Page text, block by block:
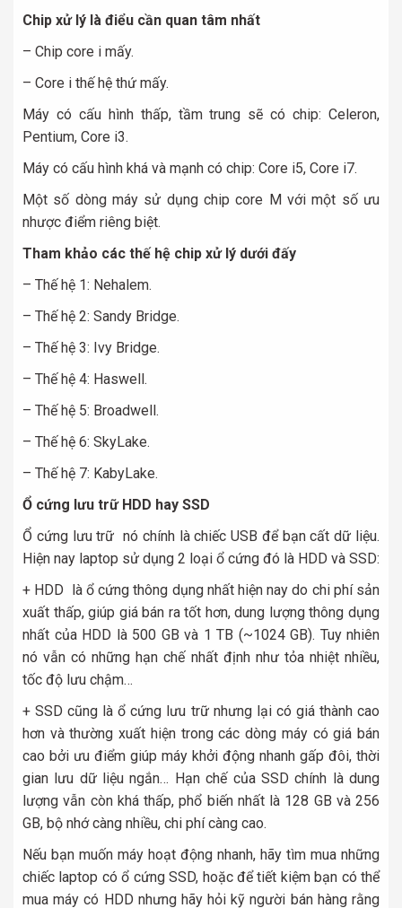
Chip xử lý là điểu cần quan tâm nhất
– Chip core i mấy.
– Core i thế hệ thứ mấy.
Máy có cấu hình thấp, tầm trung sẽ có chip: Celeron,
Pentium, Core i3.
Máy có cấu hình khá và mạnh có chip: Core i5, Core i7.
Một số dòng máy sử dụng chip core M với một số ưu
nhược điểm riêng biệt.
Tham khảo các thế hệ chip xử lý dưới đấy
– Thế hệ 1: Nehalem.
– Thế hệ 2: Sandy Bridge.
– Thế hệ 3: Ivy Bridge.
– Thế hệ 4: Haswell.
– Thế hệ 5: Broadwell.
– Thế hệ 6: SkyLake.
– Thế hệ 7: KabyLake.
Ổ cứng lưu trữ HDD hay SSD
Ổ cứng lưu trữ nó chính là chiếc USB để bạn cất dữ liệu.
Hiện nay laptop sử dụng 2 loại ổ cứng đó là HDD và SSD:
+ HDD là ổ cứng thông dụng nhất hiện nay do chi phí sản
xuất thấp, giúp giá bán ra tốt hơn, dung lượng thông dụng
nhất của HDD là 500 GB và 1 TB (~1024 GB). Tuy nhiên
nó vẫn có những hạn chế nhất định như tỏa nhiệt nhiều,
tốc độ lưu chậm…
+ SSD cũng là ổ cứng lưu trữ nhưng lại có giá thành cao
hơn và thường xuất hiện trong các dòng máy có giá bán
cao bởi ưu điểm giúp máy khởi động nhanh gấp đôi, thời
gian lưu dữ liệu ngắn… Hạn chế của SSD chính là dung
lượng vẫn còn khá thấp, phổ biến nhất là 128 GB và 256
GB, bộ nhớ càng nhiều, chi phí càng cao.
Nếu bạn muốn máy hoạt động nhanh, hãy tìm mua những
chiếc laptop có ổ cứng SSD, hoặc để tiết kiệm bạn có thể
mua máy có HDD nhưng hãy hỏi kỹ người bán hàng rằng